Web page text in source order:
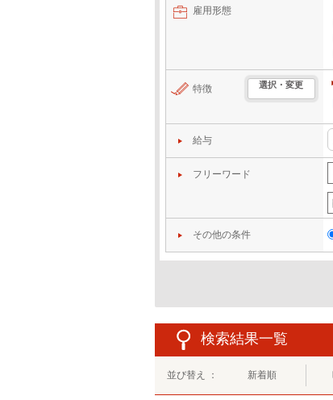
雇用形態
特徴 選択・変更
給与
フリーワード
その他の条件
検索結果一覧
並び替え ： 新着順